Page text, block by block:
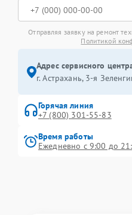
Отправляя заявку на ремонт
Политикой
Адрес сервисного
г. Астрахань, 3-я
Горячая линия
+7 (800) 301-55-83
Время работы
Ежедневно с 9:00 до